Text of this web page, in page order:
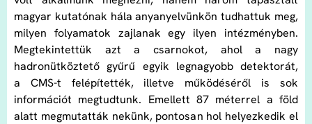
magyar kutatónak hála anyanyelvünkön tudhattuk meg,
milyen folyamatok zajlanak egy ilyen intézményben.
Megtekintettük azt a csarnokot, ahol a nagy
hadronütköztető gyűrű egyik legnagyobb detektorát,
a CMS-t felépítették, illetve működéséről is sok
információt megtudtunk. Emellett 87 méterrel a föld
alatt megmutatták nekünk, pontosan hol helyezkedik el